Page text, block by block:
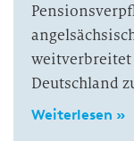
weitverbreitet
Deutschland
Weiterlesen »